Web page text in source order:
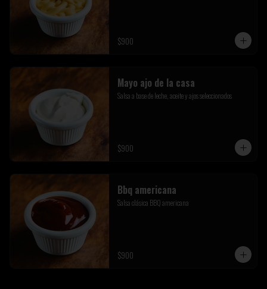
$900
Mayo ajo de la casa
Salsa a base de leche, aceite y ajos seleccionados
$900
Bbq americana
Salsa clásica BBQ americana
$900